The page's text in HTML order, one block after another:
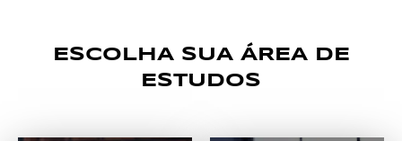
ESCOLHA SUA ÁREA DE
ESTUDOS